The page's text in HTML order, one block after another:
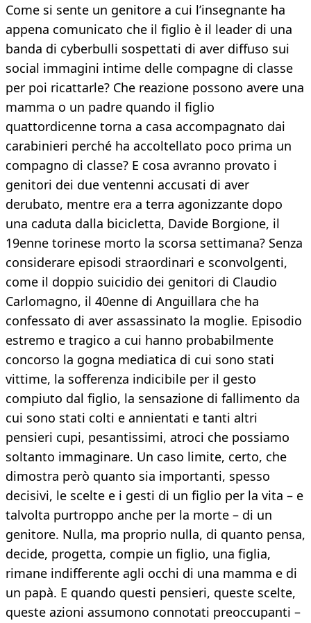
Come si sente un genitore a cui l’insegnante ha
appena comunicato che il figlio è il leader di una
banda di cyberbulli sospettati di aver diffuso sui
social immagini intime delle compagne di classe
per poi ricattarle? Che reazione possono avere una
mamma o un padre quando il figlio
quattordicenne torna a casa accompagnato dai
carabinieri perché ha accoltellato poco prima un
compagno di classe? E cosa avranno provato i
genitori dei due ventenni accusati di aver
derubato, mentre era a terra agonizzante dopo
una caduta dalla bicicletta, Davide Borgione, il
19enne torinese morto la scorsa settimana? Senza
considerare episodi straordinari e sconvolgenti,
come il doppio suicidio dei genitori di Claudio
Carlomagno, il 40enne di Anguillara che ha
confessato di aver assassinato la moglie. Episodio
estremo e tragico a cui hanno probabilmente
concorso la gogna mediatica di cui sono stati
vittime, la sofferenza indicibile per il gesto
compiuto dal figlio, la sensazione di fallimento da
cui sono stati colti e annientati e tanti altri
pensieri cupi, pesantissimi, atroci che possiamo
soltanto immaginare. Un caso limite, certo, che
dimostra però quanto sia importanti, spesso
decisivi, le scelte e i gesti di un figlio per la vita – e
talvolta purtroppo anche per la morte – di un
genitore. Nulla, ma proprio nulla, di quanto pensa,
decide, progetta, compie un figlio, una figlia,
rimane indifferente agli occhi di una mamma e di
un papà. E quando questi pensieri, queste scelte,
queste azioni assumono connotati preoccupanti –